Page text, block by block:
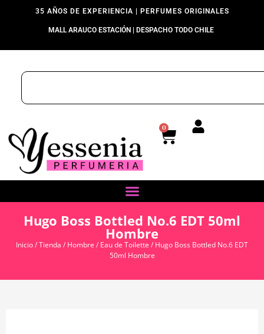
35 AÑOS DE EXPERIENCIA | PERFUMES ORIGINALES
MALL ARAUCO ESTACIÓN | DESPACHO TODO CHILE
0
Hugo Boss Bottled No.6 EDT 50ml
Hombre
Inicio/Tienda / Hombre / Eau de Toilette / Hugo Boss Bottled No.6 EDT
50ml Hombre